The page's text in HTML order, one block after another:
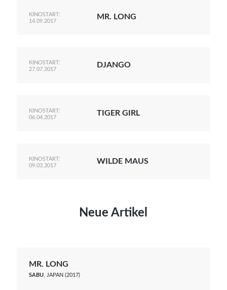
KINOSTART:
14.09.2017
MR. LONG
KINOSTART:
27.07.2017
DJANGO
KINOSTART:
06.04.2017
TIGER GIRL
KINOSTART:
09.03.2017
WILDE MAUS
Neue Artikel
MR. LONG
SABU, JAPAN (2017)